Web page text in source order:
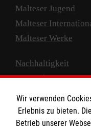
Malteser Jugend
Malteser
Malteser Werke
Nachhaltigkeit
Prävention
Compliance
Transparenz
Spenden und Helfen
Wir verwenden
Erlebnis zu bieten.
Betrieb unserer